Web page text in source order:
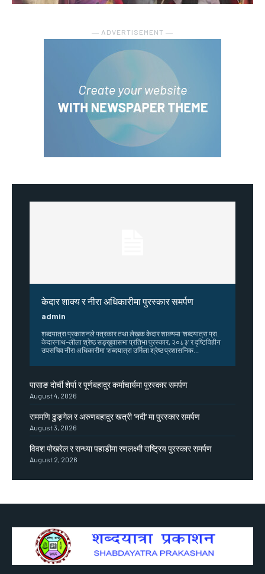
― ADVERTISEMENT ―
केदार शाक्य र नीरा अधिकारीमा पुरस्कार समर्पण
admin
शब्दयात्रा प्रकाशनले पत्रकार तथा लेखक केदार शाक्यमा ‘शब्दयात्रा प्रा.
केदारनाथ–लीला श्रेष्ठ सङ्खुवासभा प्रतिभा पुरस्कार, २०८३’ र दृष्टिविहीन
उपसचिव नीरा अधिकारीमा ‘शब्दयात्रा उर्मिला श्रेष्ठ प्रशासनिक...
पासाङ दोर्ची शेर्पा र पूर्णबहादुर कर्माचार्यमा पुरस्कार समर्पण
August 4, 2026
राममणि ढुङ्गेल र अरुणबहादुर खत्री ‘नदी’ मा पुरस्कार समर्पण
August 3, 2026
विवश पोखरेल र सन्ध्या पहाडीमा रणलक्ष्मी राष्ट्रिय पुरस्कार समर्पण
August 2, 2026